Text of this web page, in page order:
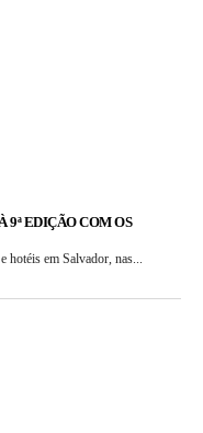
9ª EDIÇÃO COM OS
hotéis em Salvador, nas...